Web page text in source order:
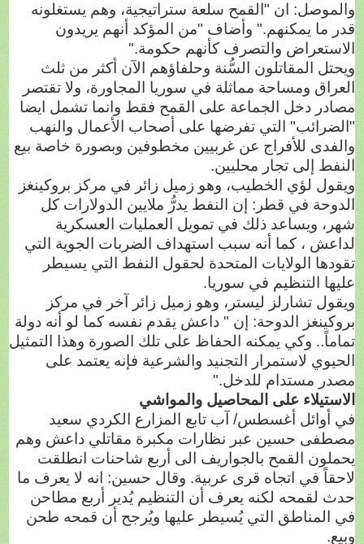
والموصل: ان "القمح سلعة ستراتيجية، وهم يستغلونه
قدر ما يمكنهم." وأضاف "من المؤكد أنهم يريدون
الاستعراض والتصرف كأنهم حكومة."
ويحتل المقاتلون السُّنة وحلفاؤهم الآن أكثر من ثلث
العراق ومساحة مماثلة في سوريا المجاورة، ولا تقتصر
مصادر دخل الجماعة على القمح فقط وانما تشمل ايضا
"الضرائب" التي تفرضها على أصحاب الأعمال والنهب
والفدى للأفراج عن غربيين مخطوفين وبصورة خاصة بيع
النفط إلى تجار محليين.
ويقول لؤي الخطيب، وهو زميل زائر في مركز بروكينغز
الدوحة في قطر: إن النفط يدرُّ ملايين الدولارات كل
شهر، ويساعد ذلك في تمويل العمليات العسكرية
لداعش ، كما أنه سبب استهداف الضربات الجوية التي
تقودها الولايات المتحدة لحقول النفط التي يسيطر
عليها التنظيم في سوريا.
ويقول تشارلز ليستر، وهو زميل زائر آخر في مركز
بروكينغز الدوحة: إن " داعش يقدم نفسه كما لو أنه دولة
تماماً.. وكي يمكنه الحفاظ على تلك الصورة وهذا التمثيل
الحيوي لاستمرار التجنيد والشرعية فإنه يعتمد على
مصدر مستدام للدخل."
الاستيلاء على المحاصيل والمواشي
في أوائل أغسطس/ آب تابع المزارع الكردي سعيد
مصطفى حسين عبر نظارات مكبرة مقاتلي داعش وهم
يحملون القمح بالجواريف الى أربع شاحنات انطلقت
لاحقاً في اتجاه قرى عربية. وقال حسين: انه لا يعرف ما
حدث لقمحه لكنه يعرف أن التنظيم يُدير أربع مطاحن
في المناطق التي يُسيطر عليها ويُرجح أن قمحه طحن
وبيع.